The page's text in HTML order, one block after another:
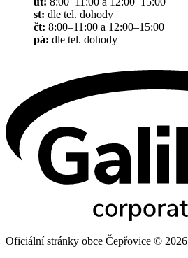
st: dle tel. dohody
čt: 8:00–11:00 a 12:00–15:00
pá: dle tel. dohody
Oficiální stránky obce Čepřovice © 2026